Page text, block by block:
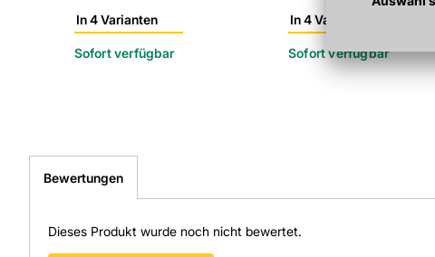
In 4 Varianten
Sofort verfügbar
In 4 Varianten
Sofort verfügbar
Bewertungen
Dieses Produkt wurde noch nicht bewertet.